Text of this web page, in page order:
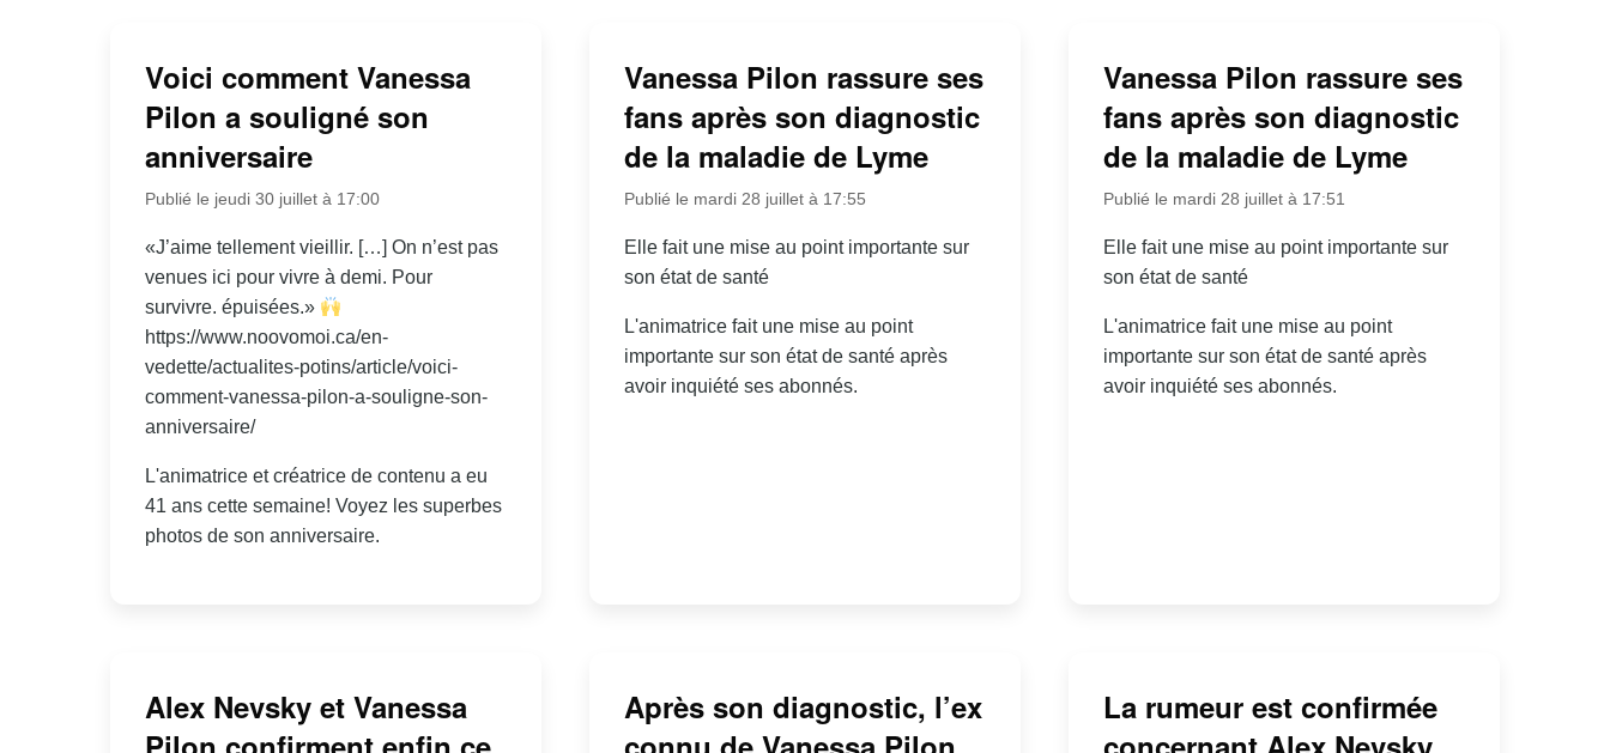
Voici comment Vanessa
Pilon a souligné son
anniversaire
Publié le jeudi 30 juillet à 17:00
«J’aime tellement vieillir. […] On n’est pas
venues ici pour vivre à demi. Pour
survivre. épuisées.»
https://www.noovomoi.ca/en-
vedette/actualites-potins/article/voici-
comment-vanessa-pilon-a-souligne-son-
anniversaire/
L'animatrice et créatrice de contenu a eu
41 ans cette semaine! Voyez les superbes
photos de son anniversaire.
Vanessa Pilon rassure ses
fans après son diagnostic
de la maladie de Lyme
Publié le mardi 28 juillet à 17:55
Elle fait une mise au point importante sur
son état de santé
L'animatrice fait une mise au point
importante sur son état de santé après
avoir inquiété ses abonnés.
Vanessa Pilon rassure ses
fans après son diagnostic
de la maladie de Lyme
Publié le mardi 28 juillet à 17:51
Elle fait une mise au point importante sur
son état de santé
L'animatrice fait une mise au point
importante sur son état de santé après
avoir inquiété ses abonnés.
Alex Nevsky et Vanessa
Après son diagnostic, l’ex
La rumeur est confirmée